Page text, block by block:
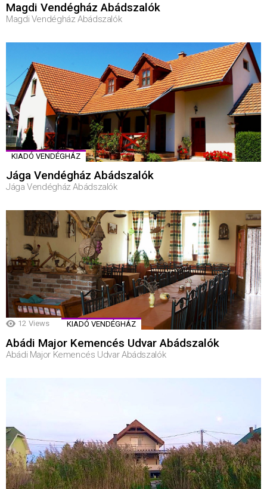
Magdi Vendégház Abádszalók
Magdi Vendégház Abádszalók
KIADÓ VENDÉGHÁZ
Jága Vendégház Abádszalók
Jága Vendégház Abádszalók
12 Views KIADÓ VENDÉGHÁZ
Abádi Major Kemencés Udvar Abádszalók
Abádi Major Kemencés Udvar Abádszalók